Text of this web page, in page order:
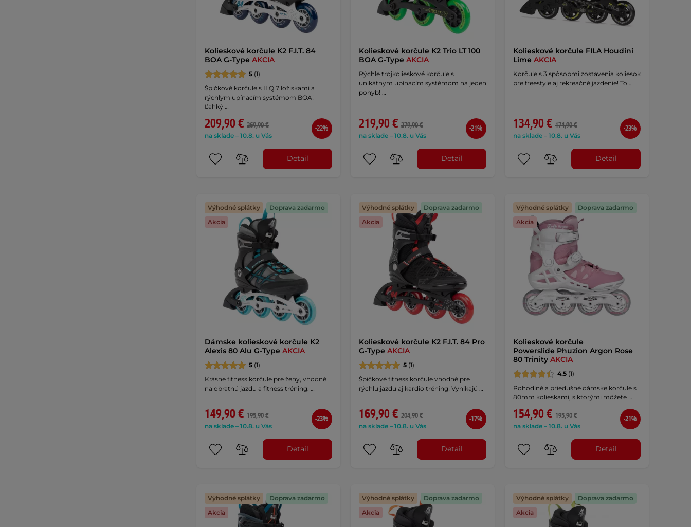
Kolieskové korčule K2 F.I.T. 84
BOA G-Type AKCIA
5 (1)
Špičkové korčule s ILQ 7 ložiskami a
rýchlym upínacím systémom BOA!
Ľahký …
209,90 € 269,90 €
na sklade – 10.8. u Vás
-22%
Detail
Kolieskové korčule K2 Trio LT 100
BOA G-Type AKCIA
Rýchle trojkolieskové korčule s
unikátnym upínacím systémom na jeden
pohyb! …
219,90 € 279,90 €
na sklade – 10.8. u Vás
-21%
Detail
Kolieskové korčule FILA Houdini
Lime AKCIA
Korčule s 3 spôsobmi zostavenia koliesok
pre freestyle aj rekreačné jazdenie! To …
134,90 € 174,90 €
na sklade – 10.8. u Vás
-23%
Detail
Výhodné splátky
Doprava zadarmo
Akcia
Dámske kolieskové korčule K2
Alexis 80 Alu G-Type AKCIA
5 (1)
Krásne fitness korčule pre ženy, vhodné
na obratnú jazdu a fitness tréning. …
149,90 € 195,90 €
na sklade – 10.8. u Vás
-23%
Detail
Výhodné splátky
Doprava zadarmo
Akcia
Kolieskové korčule K2 F.I.T. 84 Pro
G-Type AKCIA
5(1)
Špičkové fitness korčule vhodné pre
rýchlu jazdu aj kardio tréning! Vynikajú …
169,90 € 204,90 €
na sklade – 10.8. u Vás
-17%
Detail
Výhodné splátky
Doprava zadarmo
Akcia
Kolieskové korčule
Powerslide Phuzion Argon Rose
80 Trinity AKCIA
4.5(1)
Pohodlné a priedušné dámske korčule s
80mm kolieskami, s ktorými môžete …
154,90 € 195,90 €
na sklade – 10.8. u Vás
-21%
Detail
Výhodné splátky
Doprava zadarmo
Akcia
Výhodné splátky
Doprava zadarmo
Akcia
Výhodné splátky
Doprava zadarmo
Akcia